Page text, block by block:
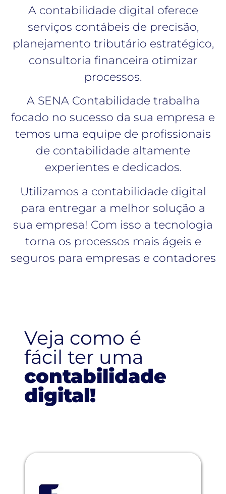
A contabilidade digital oferece
serviços contábeis de precisão,
planejamento tributário estratégico,
consultoria financeira otimizar
processos.
A SENA Contabilidade trabalha
focado no sucesso da sua empresa e
temos uma equipe de profissionais
de contabilidade altamente
experientes e dedicados.
Utilizamos a contabilidade digital
para entregar a melhor solução a
sua empresa! Com isso a tecnologia
torna os processos mais ágeis e
seguros para empresas e contadores
Veja como é
fácil ter uma
contabilidade
digital!